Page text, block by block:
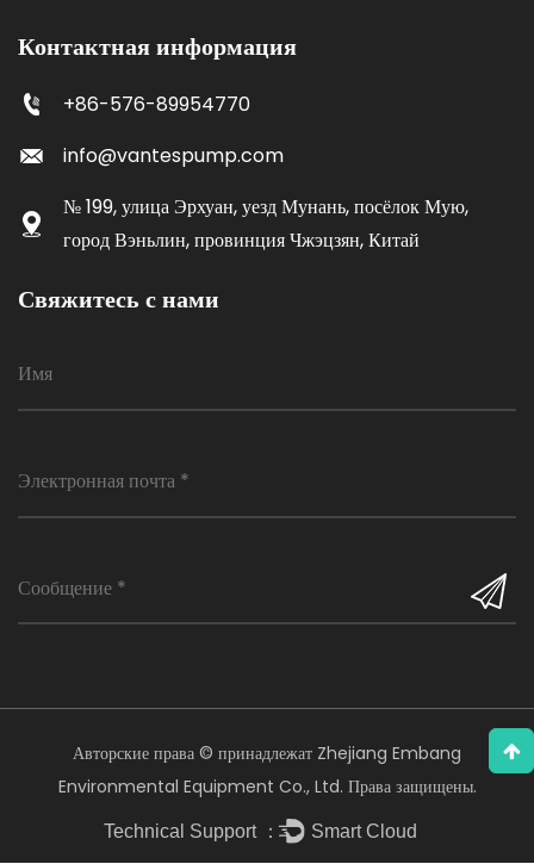
Контактная информация
+86-576-89954770
info@vantespump.com
№ 199, улица Эрхуан, уезд Мунань, посёлок Мую,
город Вэньлин, провинция Чжэцзян, Китай
Свяжитесь с нами
Авторские права © принадлежат Zhejiang Embang
Environmental Equipment Co., Ltd. Права защищены.
Technical Support ： Smart Cloud